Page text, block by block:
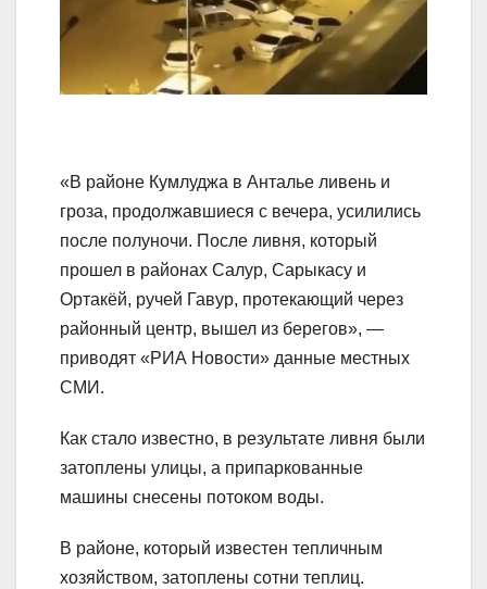
«В районе Кумлуджа в Анталье ливень и
гроза, продолжавшиеся с вечера, усилились
после полуночи. После ливня, который
прошел в районах Салур, Сарыкасу и
Ортакёй, ручей Гавур, протекающий через
районный центр, вышел из берегов», —
приводят «РИА Новости» данные местных
СМИ.
Как стало известно, в результате ливня были
затоплены улицы, а припаркованные
машины снесены потоком воды.
В районе, который известен тепличным
хозяйством, затоплены сотни теплиц.